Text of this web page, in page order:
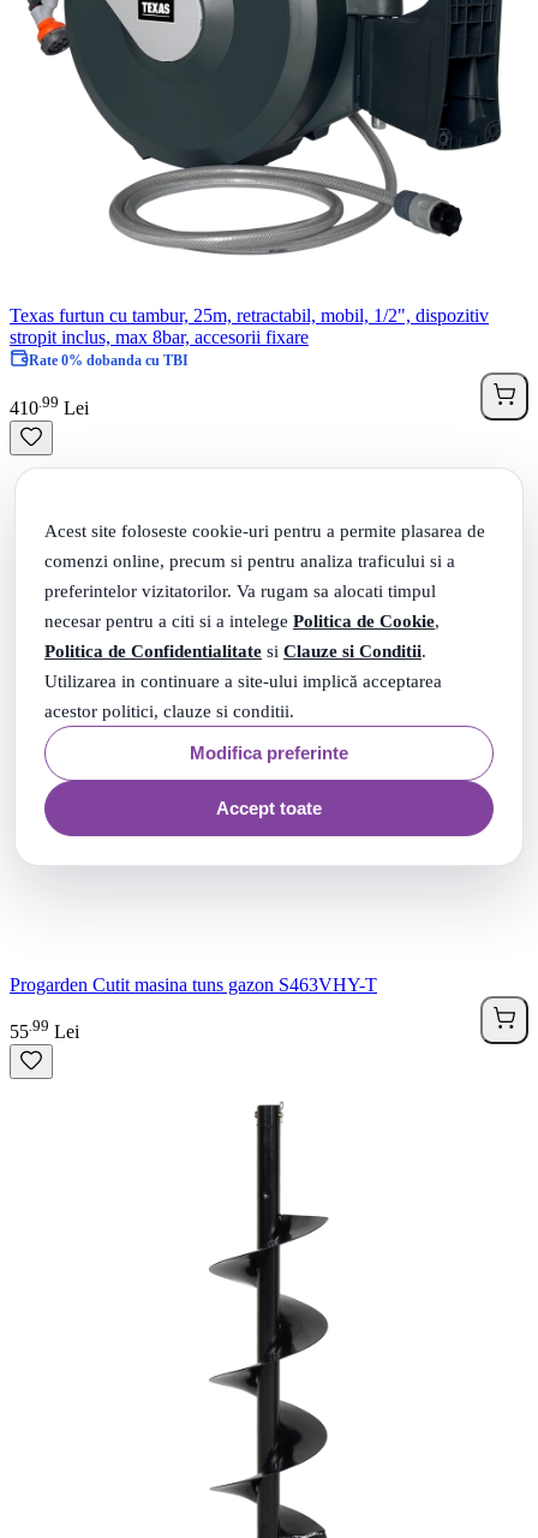
Acest site foloseste cookie-uri pentru a permite plasarea de
comenzi online, precum si pentru analiza traficului si a
preferintelor vizitatorilor. Va rugam sa alocati timpul
necesar pentru a citi si a intelege Politica de Cookie,
Politica de Confidentialitate si Clauze si Conditii.
Utilizarea in continuare a site-ului implică acceptarea
acestor politici, clauze si conditii.
Modifica preferinte
Accept toate
Texas furtun cu tambur, 25m, retractabil, mobil, 1/2", dispozitiv
stropit inclus, max 8bar, accesorii fixare
Rate 0% dobanda cu TBI
410 99 Lei
Progarden Cutit masina tuns gazon S463VHY-T
55 99 Lei